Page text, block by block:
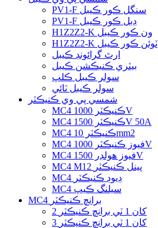
PV1-F سنگل ڪور ڪيبل
PV1-F ڊبل ڪور ڪيبل
H1Z2Z2-K ون ڪور ڪيبل
H1Z2Z2-K ٽوئن ڪور ڪيبل
ارٿ گرائونڊ ڪيبل
بيٽري ڪنيڪشن ڪيبل
سولر ڪيبل ڪلپ
سولر ڪيبل ٽائي
شمسي پي وي ڪنيڪٽر
MC4 ڪنيڪٽر 1000V
MC4 ڪنيڪٽر 1500V 50A
MC4 ڪنيڪٽر 10mm2
MC4 فيوز ڪنيڪٽر 1000V
MC4 فيوز هولڊر 1500V
MC4 M12 پينل ڪنيڪٽر
MC4 ڊيوڊ ڪنيڪٽر
MC4 سيلنگ ڪيپ
MC4 برانچ ڪنيڪٽر
2 کان 1 ٽي برانچ ڪنيڪٽر
3 کان 1 ٽي برانچ ڪنيڪٽر